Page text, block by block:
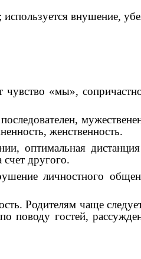
внушение,
чувство «мы»,
женственность.
оптимальная
другого.
личностного
Родителям чаще следует
поводу гостей,